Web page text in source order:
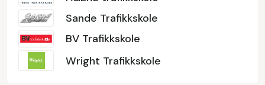
Sande Trafikkskole
BV Trafikkskole
Wright Trafikkskole